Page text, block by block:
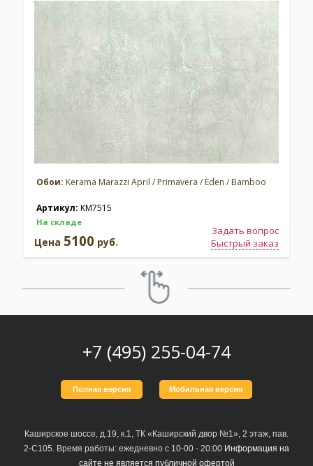
Обои: Kerama Marazzi April / Primavera / Eden / Bamboo
Артикул: KM7515
На складе
Задать вопрос
Быстрый заказ
Цена 5100 руб.
+7 (495) 255-04-74
Полная версия Мобильная версия
Каширское шоссе, д.19, к.1, ТК «Каширский двор №1», 2 этаж, пав.
2-С105. Время работы: ежедневно с 10-00 - 20:00 Информация на
сайте не является публичной офертой